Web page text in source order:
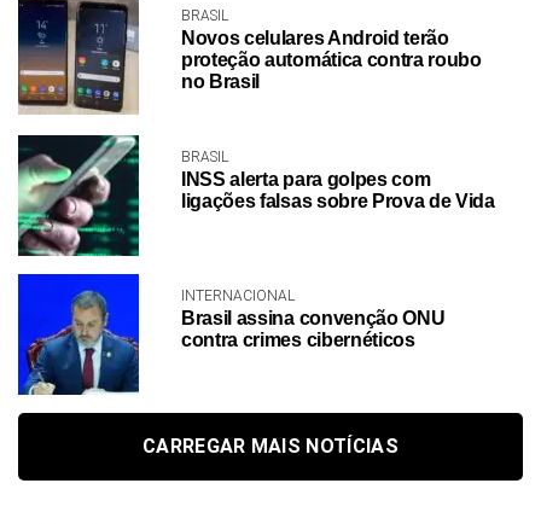
BRASIL
Novos celulares Android terão
proteção automática contra roubo
no Brasil
BRASIL
INSS alerta para golpes com
ligações falsas sobre Prova de Vida
INTERNACIONAL
Brasil assina convenção ONU
contra crimes cibernéticos
CARREGAR MAIS NOTÍCIAS